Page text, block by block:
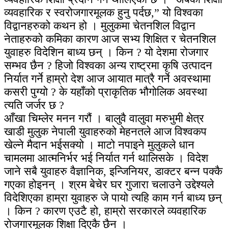
व्यवहारिक र स्वरोजगारमूलक हुनु पर्दछ,” यो विश्वका
विद्वानहरुको कथन हो । मुलुकमा चेतनशिल विद्वान
नेताहरुको कमिका कारण आज सभ्य शिक्षित र चेतनशिल
युवाहरु विदेशिन बाध्य छन् । किन ? यो देशमा रोजगार
सम्भव छैन ? हिजो विश्वका अन्य राष्ट्रमा कृषि उत्पादन
निर्यात गर्ने हाम्रो देश आज आयात मात्रै गर्ने अवस्थामा
कसरी पुग्यो ? के यहाँको प्राकृतिक भौगोलिक अवस्था
त्यति जर्जर छ ?
आँखा चिम्लेर मनन गरौं । बालुवै वालुवा मरुभुमी क्षेत्र
खाडी मुलुक नेपाली युवाहरुको मेहनतले आज विश्वकप
खेल्ने मैदान भईसक्यो । माटो नपाइने मुलुकले धान
चामलमा आत्मनिर्भर भई निर्यात गर्न थालिसके । विदेश
जाने सबै युवाहरु वैज्ञानिक, इन्जिनियर, डाक्टर बन्न पक्कै
गएका होइनन् । श्रम बेचेर घर गुजारा चलाउने उद्देश्यले
विदेशिएका हाम्रा युवाहरु जे पायो त्यहि काम गर्न बाध्य छन्
। किन ? कारण एउटै हो, हाम्रो सरकारले व्यवहारिक
रोजगारमूलक शिक्षा दिएकै छैन ।